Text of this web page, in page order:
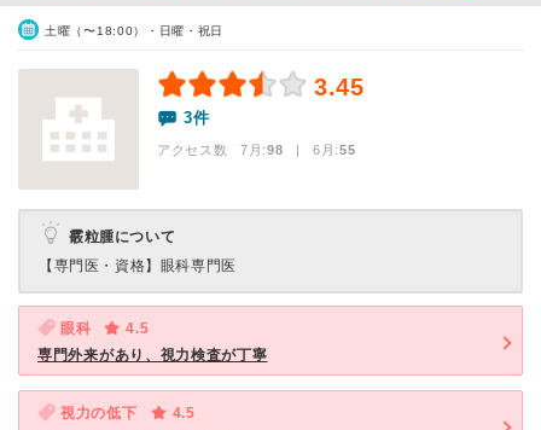
土曜（〜18:00）・日曜・祝日
3.45
3件
アクセス数 7月:98 | 6月:55
霰粒腫について
【専門医・資格】 眼科専門医
眼科
4.5
専門外来があり、視力検査が丁寧
視力の低下
4.5